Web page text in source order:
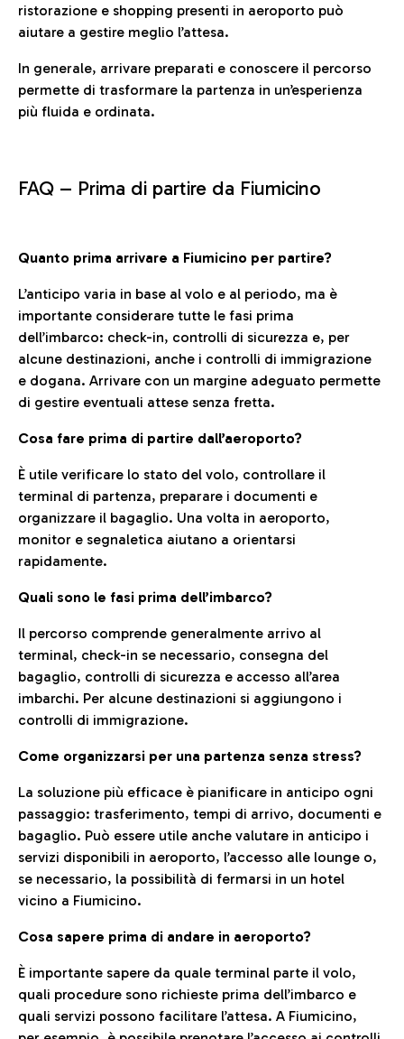
ristorazione e shopping presenti in aeroporto può
aiutare a gestire meglio l’attesa.
In generale, arrivare preparati e conoscere il percorso
permette di trasformare la partenza in un’esperienza
più fluida e ordinata.
FAQ – Prima di partire da Fiumicino
Quanto prima arrivare a Fiumicino per partire?
L’anticipo varia in base al volo e al periodo, ma è
importante considerare tutte le fasi prima
dell’imbarco: check-in, controlli di sicurezza e, per
alcune destinazioni, anche i controlli di immigrazione
e dogana. Arrivare con un margine adeguato permette
di gestire eventuali attese senza fretta.
Cosa fare prima di partire dall’aeroporto?
È utile verificare lo stato del volo, controllare il
terminal di partenza, preparare i documenti e
organizzare il bagaglio. Una volta in aeroporto,
monitor e segnaletica aiutano a orientarsi
rapidamente.
Quali sono le fasi prima dell’imbarco?
Il percorso comprende generalmente arrivo al
terminal, check-in se necessario, consegna del
bagaglio, controlli di sicurezza e accesso all’area
imbarchi. Per alcune destinazioni si aggiungono i
controlli di immigrazione.
Come organizzarsi per una partenza senza stress?
La soluzione più efficace è pianificare in anticipo ogni
passaggio: trasferimento, tempi di arrivo, documenti e
bagaglio. Può essere utile anche valutare in anticipo i
servizi disponibili in aeroporto, l’accesso alle lounge o,
se necessario, la possibilità di fermarsi in un hotel
vicino a Fiumicino.
Cosa sapere prima di andare in aeroporto?
È importante sapere da quale terminal parte il volo,
quali procedure sono richieste prima dell’imbarco e
quali servizi possono facilitare l’attesa. A Fiumicino,